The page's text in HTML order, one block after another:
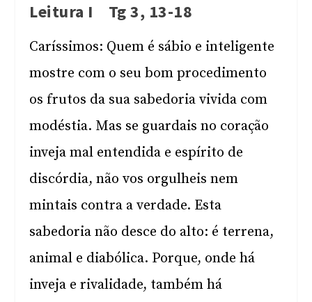
Leitura I Tg 3, 13-18
Caríssimos: Quem é sábio e inteligente
mostre com o seu bom procedimento
os frutos da sua sabedoria vivida com
modéstia. Mas se guardais no coração
inveja mal entendida e espírito de
discórdia, não vos orgulheis nem
mintais contra a verdade. Esta
sabedoria não desce do alto: é terrena,
animal e diabólica. Porque, onde há
inveja e rivalidade, também há